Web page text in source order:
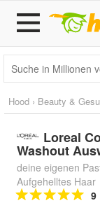
Hood › Beauty &
Loreal
Washout
deine eigenen
Aufgehelltes Haar
9